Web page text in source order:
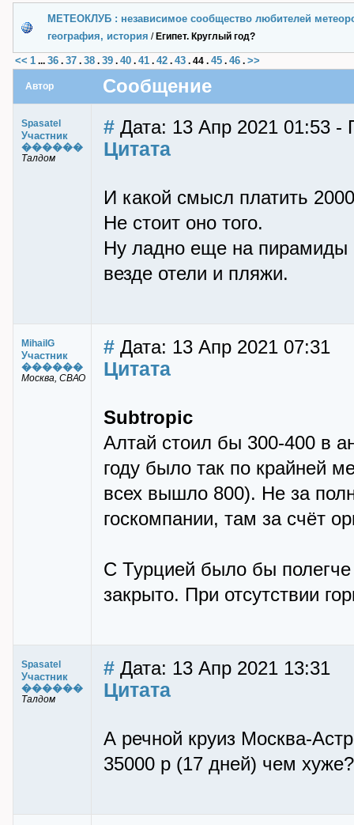
МЕТЕОКЛУБ : независимое сообщество любителей
география, история / Египет. Круглый год?
<< 1 ... 36 . 37 . 38 . 39 . 40 . 41 . 42 . 43 . 44 . 45 . 46 . >>
Автор Сообщение
Spasatel
Участник
������
Талдом
# Дата: 13 Апр 2021 01:53 -
Цитата
И какой смысл платить
Не стоит оно того.
Ну ладно еще на пирамиды
везде отели и пляжи.
MihailG
Участник
������
Москва, СВАО
# Дата: 13 Апр 2021 07:31
Цитата
Subtropic
Алтай стоил бы 300-400 в
году было так по крайней
всех вышло 800). Не за
госкомпании, там за счёт
С Турцией было бы
закрыто. При отсутствии
Spasatel
Участник
������
Талдом
# Дата: 13 Апр 2021 13:31
Цитата
А речной круиз Москва-
35000 р (17 дней) чем хуже?